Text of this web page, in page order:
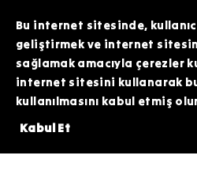
HATTIMIZDAN BİZİMLE İLETİŞİME
SUNMAK İÇİN
Bu internet sitesinde,
geliştirmek ve internet
sağlamak amacıyla çerezler
internet sitesini kullanarak
kullanılmasını kabul etmiş
Kabul Et
200 TL DEĞERİNDEKİ ARDİTİ